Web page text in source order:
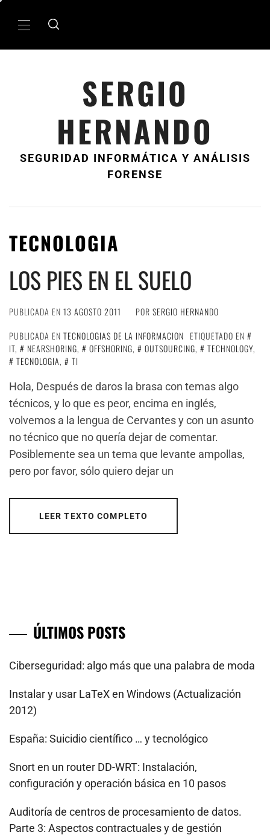
MenÃº
SERGIO
HERNANDO
SEGURIDAD INFORMÁTICA Y ANÁLISIS
FORENSE
TECNOLOGIA
LOS PIES EN EL SUELO
PUBLICADA EN 13 AGOSTO 2011 POR SERGIO HERNANDO
PUBLICADA EN TECNOLOGIAS DE LA INFORMACION ETIQUETADO EN
IT, NEARSHORING, OFFSHORING, OUTSOURCING, TECHNOLOGY,
TECNOLOGIA,
TI
Hola, Después de daros la brasa con temas algo
técnicos, y lo que es peor, encima en inglés,
volvemos a la lengua de Cervantes y con un asunto
no técnico que no quería dejar de comentar.
Posiblemente sea un tema que levante ampollas,
pero por favor, sólo quiero dejar un
LEER TEXTO COMPLETO
ÚLTIMOS POSTS
Ciberseguridad: algo más que una palabra de moda
Instalar y usar LaTeX en Windows (Actualización
2012)
España: Suicidio científico … y tecnológico
Snort en un router DD-WRT: Instalación,
configuración y operación básica en 10 pasos
Auditoría de centros de procesamiento de datos.
Parte 3: Aspectos contractuales y de gestión